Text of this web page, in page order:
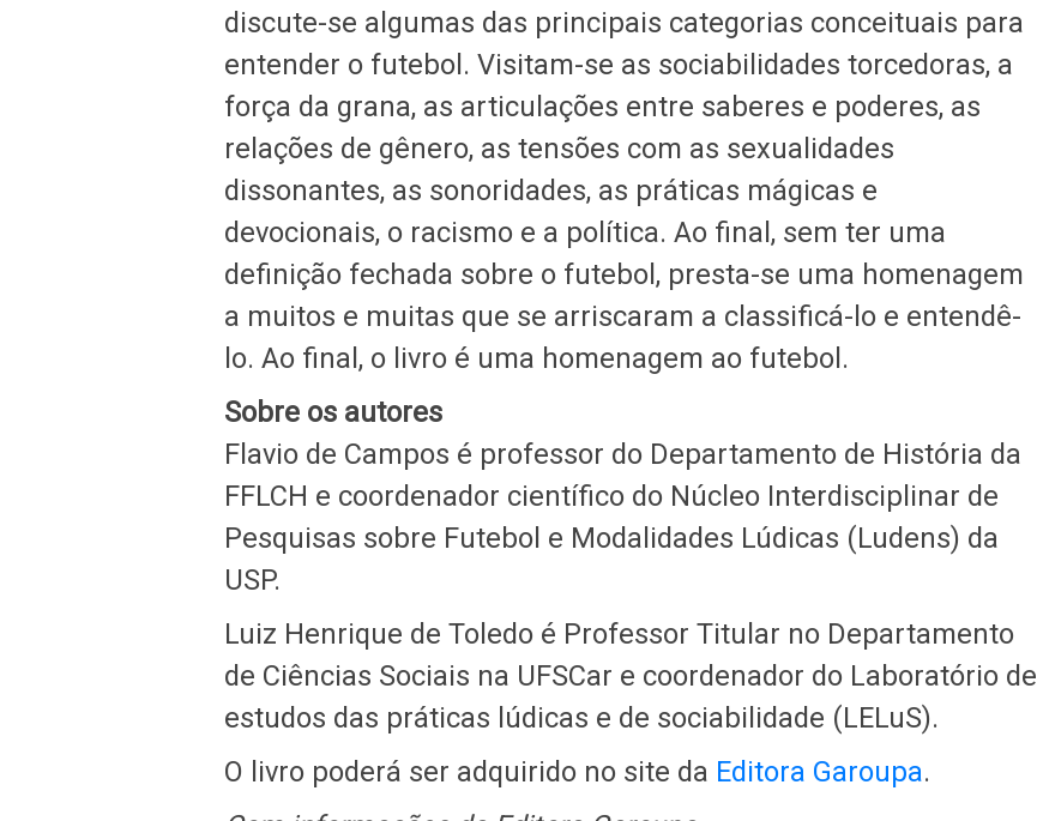
discute-se algumas das principais categorias conceituais para
entender o futebol. Visitam-se as sociabilidades torcedoras, a
força da grana, as articulações entre saberes e poderes, as
relações de gênero, as tensões com as sexualidades
dissonantes, as sonoridades, as práticas mágicas e
devocionais, o racismo e a política. Ao final, sem ter uma
definição fechada sobre o futebol, presta-se uma homenagem
a muitos e muitas que se arriscaram a classificá-lo e entendê-
lo. Ao final, o livro é uma homenagem ao futebol.
Sobre os autores
Flavio de Campos é professor do Departamento de História da
FFLCH e coordenador científico do Núcleo Interdisciplinar de
Pesquisas sobre Futebol e Modalidades Lúdicas (Ludens) da
USP.
Luiz Henrique de Toledo é Professor Titular no Departamento
de Ciências Sociais na UFSCar e coordenador do Laboratório de
estudos das práticas lúdicas e de sociabilidade (LELuS).
O livro poderá ser adquirido no site da Editora Garoupa.